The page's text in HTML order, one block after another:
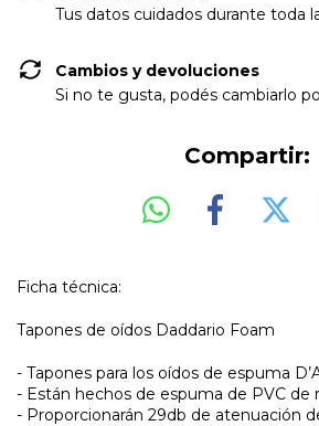
Tus datos cuidados durante toda
Cambios y devoluciones
Si no te gusta, podés cambiarlo
Compartir:
Ficha técnica:
Tapones de oídos Daddario Foam
- Tapones para los oídos de espuma
- Están hechos de espuma de PVC de
- Proporcionarán 29db de atenuación